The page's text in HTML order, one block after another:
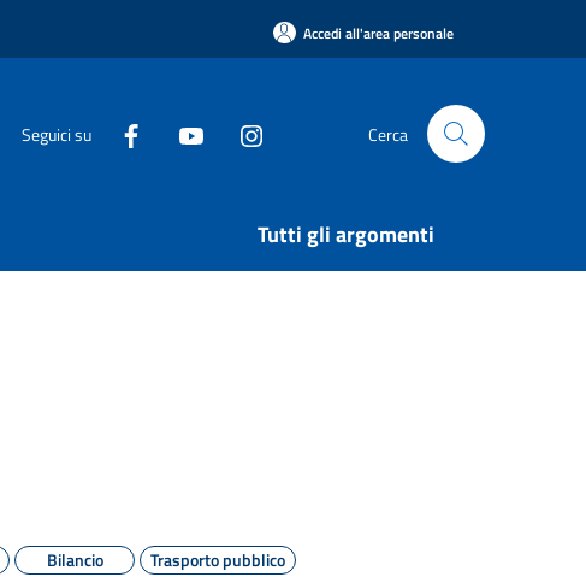
Accedi all'area personale
Seguici su Cerca
Tutti gli argomenti
Bilancio
Trasporto pubblico